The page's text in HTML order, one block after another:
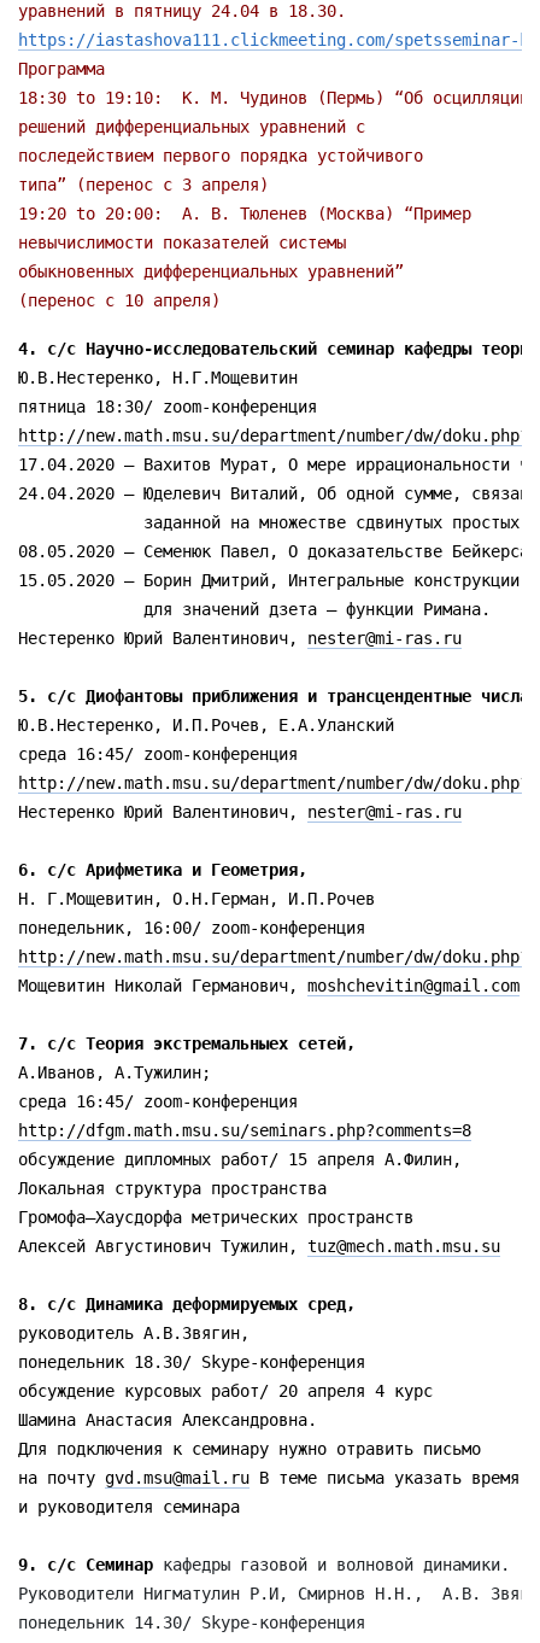
https://iastashova111.clickmeeting.com/spetsseminar-
18:30 to 19:10:  К. М. Чудинов (Пермь) “Об осцилляции
решений дифференциальных уравнений с
последействием первого порядка устойчивого
19:20 to 20:00:  А. В. Тюленев (Москва) “Пример
невычислимости показателей системы
обыкновенных дифференциальных уравнений”
(перенос с 10 апреля)
4. с/с Научно-исследовательский семинар кафедры
Ю.В.Нестеренко, Н.Г.Мощевитин
http://new.math.msu.su/department/number/dw/
17.04.2020 – Вахитов Мурат, О мере иррациональности
24.04.2020 – Юделевич Виталий, Об одной сумме,
заданной на множестве сдвинутых простых
08.05.2020 – Семенюк Павел, О доказательстве
15.05.2020 – Борин Дмитрий, Интегральные конструкции
для значений дзета – функции Римана.
Нестеренко Юрий Валентинович, nester@mi-ras.ru
5. с/с Диофантовы приближения и трансцендентные
Ю.В.Нестеренко, И.П.Рочев, Е.А.Уланский
http://new.math.msu.su/department/number/dw/
Нестеренко Юрий Валентинович, nester@mi-ras.ru
6. с/с Арифметика и Геометрия,
Н. Г.Мощевитин, О.Н.Герман, И.П.Рочев
http://new.math.msu.su/department/number/dw/
Мощевитин Николай Германович, moshchevitin@gmail.com
7. с/с Теория экстремальныех сетей,
А.Иванов, А.Тужилин;
http://dfgm.math.msu.su/seminars.php?comments=8
обсуждение дипломных работ/ 15 апреля А.Филин,
Локальная структура пространства
Громофа—Хаусдорфа метрических пространств
Алексей Августинович Тужилин, tuz@mech.math.msu.su
руководитель А.В.Звягин,
понедельник 18.30/ Skype-конференция
обсуждение курсовых работ/ 20 апреля 4 курс
Шамина Анастасия Александровна.
Для подключения к семинару нужно отравить письмо
на почту gvd.msu@mail.ru В теме письма указать время
и руководителя семинара
9. с/с Семинар кафедры газовой и волновой динамики.
Руководители Нигматулин Р.И, Смирнов Н.Н.,  А.В.
понедельник 14.30/ Skype-конференция